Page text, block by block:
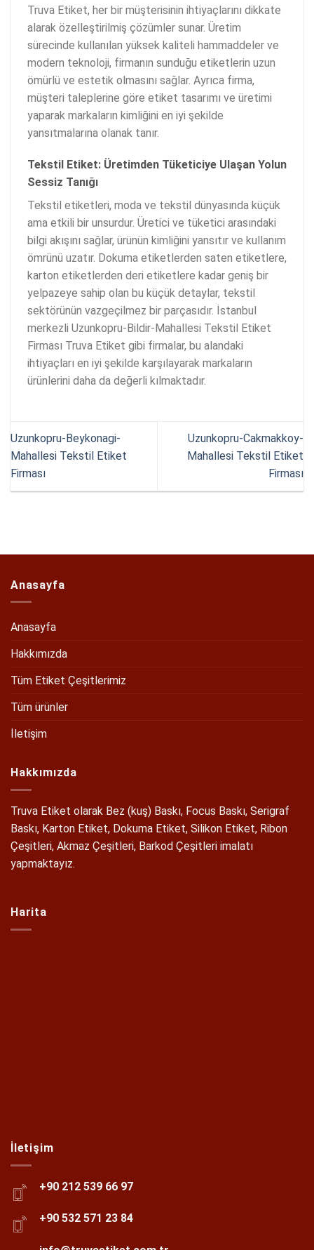
Truva Etiket, her bir müşterisinin ihtiyaçlarını dikkate
alarak özelleştirilmiş çözümler sunar. Üretim
sürecinde kullanılan yüksek kaliteli hammaddeler ve
modern teknoloji, firmanın sunduğu etiketlerin uzun
ömürlü ve estetik olmasını sağlar. Ayrıca firma,
müşteri taleplerine göre etiket tasarımı ve üretimi
yaparak markaların kimliğini en iyi şekilde
yansıtmalarına olanak tanır.
Tekstil Etiket: Üretimden Tüketiciye Ulaşan Yolun
Sessiz Tanığı
Tekstil etiketleri, moda ve tekstil dünyasında küçük
ama etkili bir unsurdur. Üretici ve tüketici arasındaki
bilgi akışını sağlar, ürünün kimliğini yansıtır ve kullanım
ömrünü uzatır. Dokuma etiketlerden saten etiketlere,
karton etiketlerden deri etiketlere kadar geniş bir
yelpazeye sahip olan bu küçük detaylar, tekstil
sektörünün vazgeçilmez bir parçasıdır. İstanbul
merkezli Uzunkopru-Bildir-Mahallesi Tekstil Etiket
Firması Truva Etiket gibi firmalar, bu alandaki
ihtiyaçları en iyi şekilde karşılayarak markaların
ürünlerini daha da değerli kılmaktadır.
Uzunkopru-Beykonagi-
Mahallesi Tekstil Etiket
Firması
Uzunkopru-Cakmakkoy-
Mahallesi Tekstil Etiket
Firması
Anasayfa
Anasayfa
Hakkımızda
Tüm Etiket Çeşitlerimiz
Tüm ürünler
İletişim
Hakkımızda
Truva Etiket olarak Bez (kuş) Baskı, Focus Baskı, Serigraf
Baskı, Karton Etiket, Dokuma Etiket, Silikon Etiket, Ribon
Çeşitleri, Akmaz Çeşitleri, Barkod Çeşitleri imalatı
yapmaktayız.
Harita
İletişim
+90 212 539 66 97
+90 532 571 23 84